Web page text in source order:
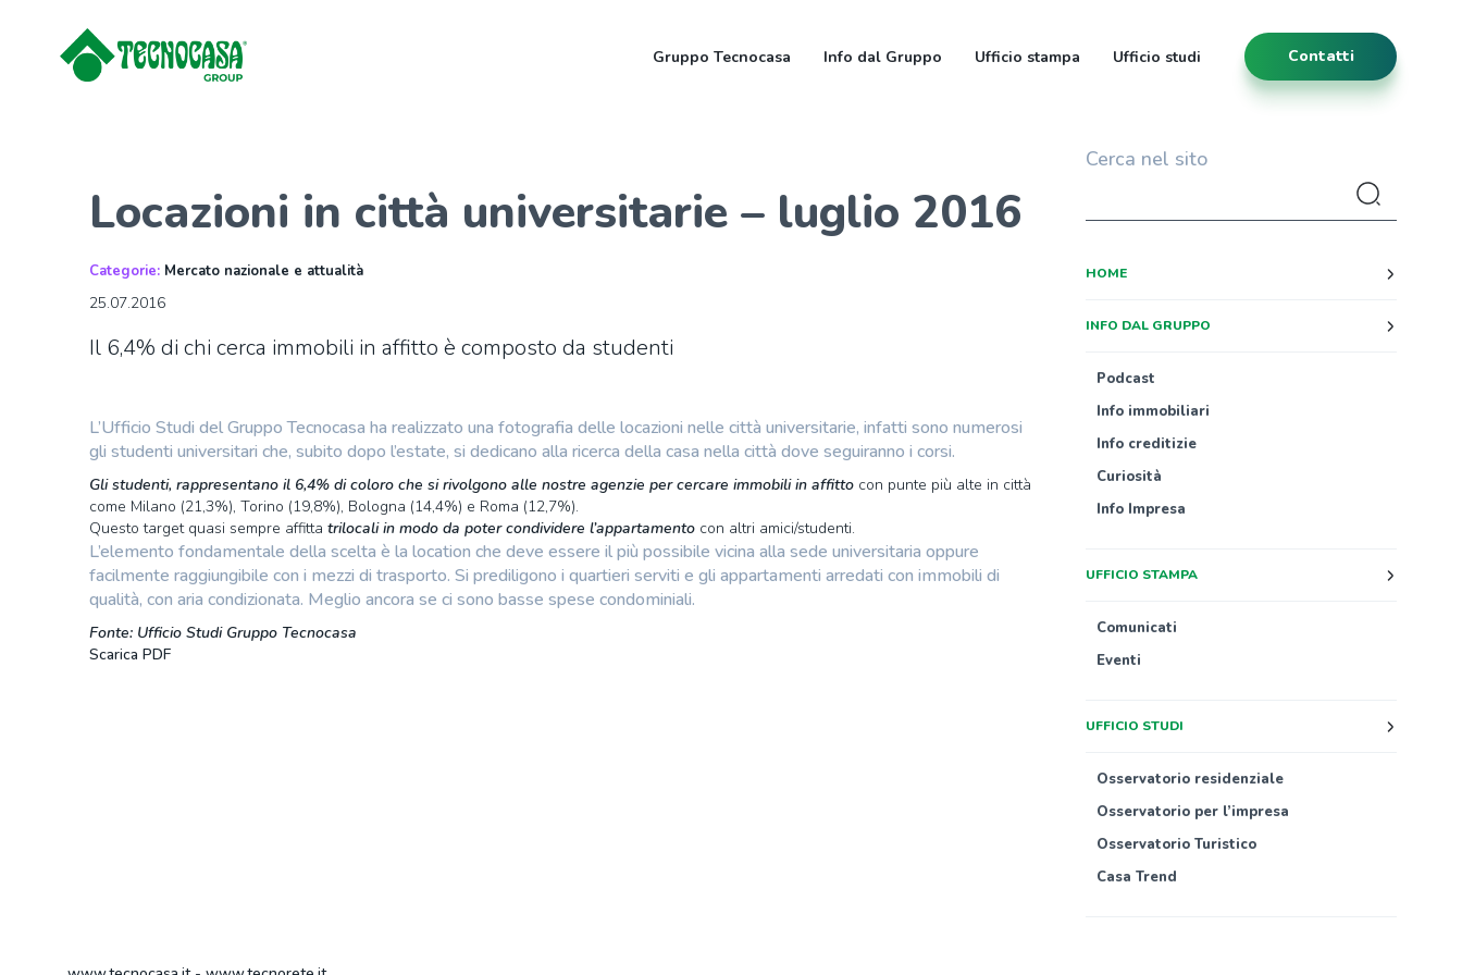
Contatti
Gruppo Tecnocasa Info dal Gruppo Ufficio stampa Ufficio studi
Locazioni in città universitarie – luglio 2016
Categorie: Mercato nazionale e attualità
25.07.2016
Il 6,4% di chi cerca immobili in affitto è composto da studenti
L’Ufficio Studi del Gruppo Tecnocasa ha realizzato una fotografia delle locazioni nelle città universitarie, infatti sono numerosi
gli studenti universitari che, subito dopo l’estate, si dedicano alla ricerca della casa nella città dove seguiranno i corsi.
Gli studenti, rappresentano il 6,4% di coloro che si rivolgono alle nostre agenzie per cercare immobili in affitto con punte più alte in città
come Milano (21,3%), Torino (19,8%), Bologna (14,4%) e Roma (12,7%).
Questo target quasi sempre affitta trilocali in modo da poter condividere l’appartamento con altri amici/studenti.
L’elemento fondamentale della scelta è la location che deve essere il più possibile vicina alla sede universitaria oppure
facilmente raggiungibile con i mezzi di trasporto. Si prediligono i quartieri serviti e gli appartamenti arredati con immobili di
qualità, con aria condizionata. Meglio ancora se ci sono basse spese condominiali.
Fonte: Ufficio Studi Gruppo Tecnocasa
Scarica PDF
Cerca nel sito
HOME
INFO DAL GRUPPO
Podcast
Info immobiliari
Info creditizie
Curiosità
Info Impresa
UFFICIO STAMPA
Comunicati
Eventi
UFFICIO STUDI
Osservatorio residenziale
Osservatorio per l’impresa
Osservatorio Turistico
Casa Trend